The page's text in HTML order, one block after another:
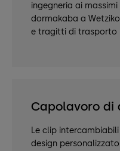
ingegneria ai
dormakaba a
e tragitti di trasporto
Capolavoro di
Le clip
design